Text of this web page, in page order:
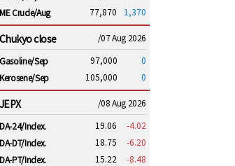
ME Crude/Aug
77,870 1,370
Chukyo close
/07 Aug 2026
Gasoline/Sep
97,000
0
Kerosene/Sep
105,000 0
JEPX
/08 Aug 2026
DA-24/Index.
19.06
-4.02
DA-DT/Index.
18.75
-6.20
DA-PT/Index.
15.22 -8.48